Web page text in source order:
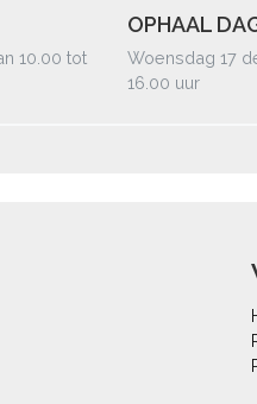
10.00 tot
OPHAAL
Woensdag 17
16.00 uur